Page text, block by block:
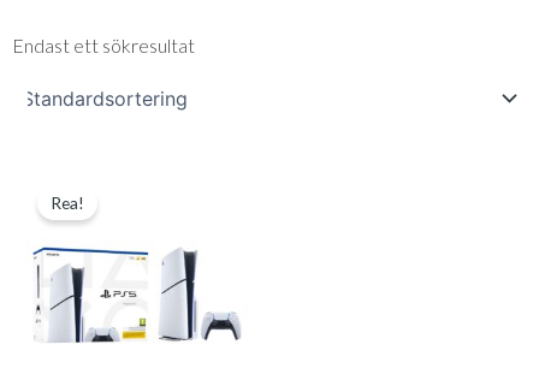
Endast ett sökresultat
Rea!
var:
8.490,00kr.